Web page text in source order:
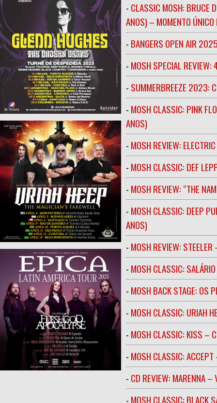
- CLASSIC MOSH: BRUCE
ANOS) – MOMENTO ÚNICO
- BANGERS OPEN AIR
- MOSH SPECIAL REVIEW:
- SUMMERBREEZE 2023:
- MOSH CLASSIC: PINK
ANOS)
- MOSH REVIEW:
- MOSH CLASSIC: DEF
- MOSH REVIEW: “THE
- MOSH CLASSIC: DEEP
ANOS)
- MOSH REVIEW: STEELER
- MOSH CLASSIC:
- MOSH BACK STAGE: OS
- MOSH CLASSIC: URIAH
- MOSH CLASSIC: KISS –
- MOSH CLASSIC:
- CD REVIEW: MARENNA –
- MOSH CLASSIC: BLACK